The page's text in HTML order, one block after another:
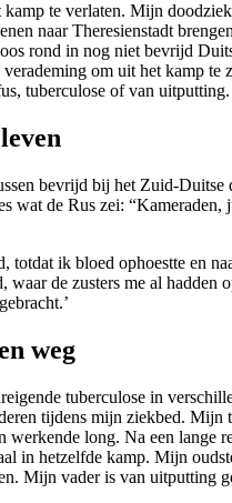
te verlaten. Mijn
naar Theresienstadt
rond in nog niet bevrijd
om uit het kamp
tuberculose of van
bevrijd bij het Zuid-
wat de Rus zei:
totdat ik bloed ophoestte en
de zusters me al
weg
tuberculose in
tijdens mijn ziekbed. Mijn
werkende long. Na een
in hetzelfde kamp. Mijn
Mijn vader is van uitputting